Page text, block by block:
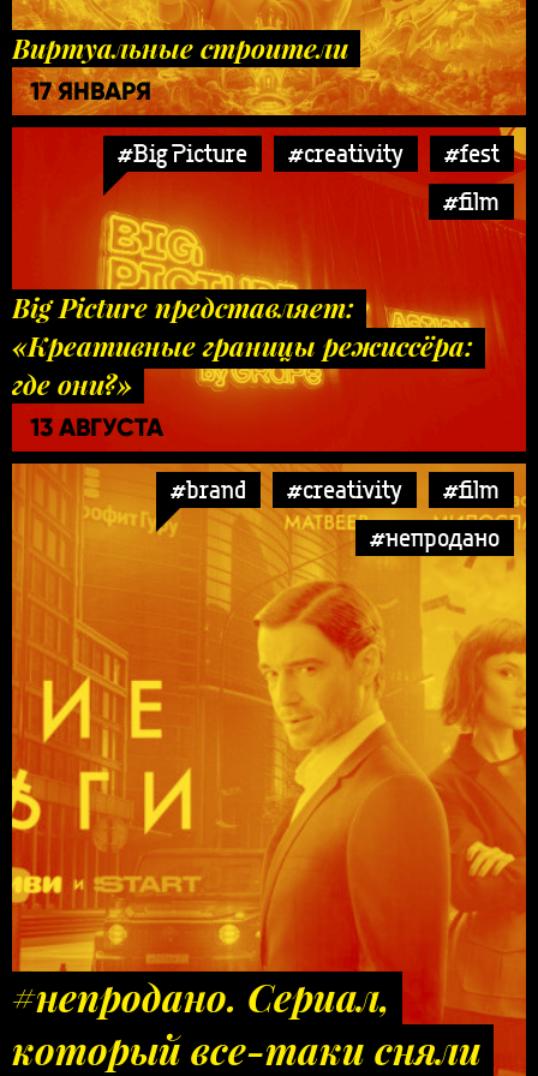
Виртуальные строители
17 ЯНВАРЯ
#Big Picture #creativity
#fest
#film
Big Picture представляет:
«Креативные границы режиссёра:
где они?»
13 АВГУСТА
#brand #creativity
#film
#непродано
#непродано. Сериал,
который все-таки сняли